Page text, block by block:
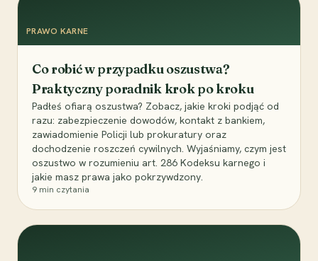
PRAWO KARNE
Co robić w przypadku oszustwa?
Praktyczny poradnik krok po kroku
Padłeś ofiarą oszustwa? Zobacz, jakie kroki podjąć od
razu: zabezpieczenie dowodów, kontakt z bankiem,
zawiadomienie Policji lub prokuratury oraz
dochodzenie roszczeń cywilnych. Wyjaśniamy, czym jest
oszustwo w rozumieniu art. 286 Kodeksu karnego i
jakie masz prawa jako pokrzywdzony.
9 min czytania